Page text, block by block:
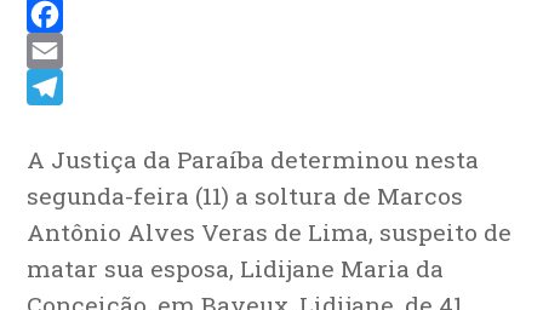
WhatsApp
Facebook
Email
A Justiça da Paraíba determinou nesta
segunda-feira (11) a soltura de Marcos
Antônio Alves Veras de Lima, suspeito de
matar sua esposa, Lidijane Maria da